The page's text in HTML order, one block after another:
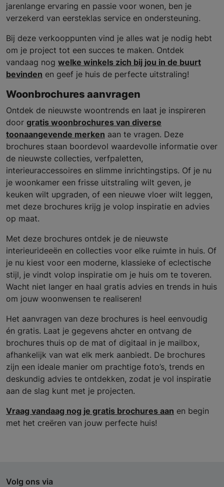
jarenlange ervaring en passie voor wonen, ben je
verzekerd van eersteklas service en ondersteuning.
Bij deze verkooppunten vind je alles wat je nodig hebt
om je project tot een succes te maken. Ontdek
vandaag nog welke winkels zich bij jou in de buurt
bevinden en geef je huis de perfecte uitstraling!
Woonbrochures aanvragen
Ontdek de nieuwste woontrends en laat je inspireren
door gratis woonbrochures van diverse
toonaangevende merken aan te vragen. Deze
brochures staan boordevol waardevolle informatie over
de nieuwste collecties, verfpaletten,
interieuraccessoires en slimme inrichtingstips. Of je nu
je woonkamer een frisse uitstraling wilt geven, je
keuken wilt upgraden, of een nieuwe vloer wilt leggen,
met deze brochures krijg je volop inspiratie en advies
op maat.
Met deze brochures ontdek je de nieuwste
interieurideeën en collecties voor elke ruimte in huis. Of
je nu kiest voor een moderne, klassieke of eclectische
stijl, je vindt volop inspiratie om je huis om te toveren.
Wacht niet langer en haal gratis advies en trends in huis
om jouw woonwensen te realiseren!
Het aanvragen van deze brochures is heel eenvoudig
én gratis. Laat je gegevens ahcter en ontvang de
brochures thuis op de mat of digitaal in je mailbox,
afhankelijk van wat elk merk aanbiedt. De brochures
zijn een ideale manier om prachtige foto’s, trends en
deskundig advies te ontdekken, zodat je vol inspiratie
aan de slag kunt met je projecten.
Vraag vandaag nog je gratis brochures aan en begin
met het creëren van jouw perfecte huis!
Volg ons via